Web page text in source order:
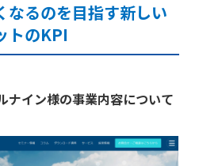
なるのを目指す新しい
トのKPI
ナイン様の事業内容について